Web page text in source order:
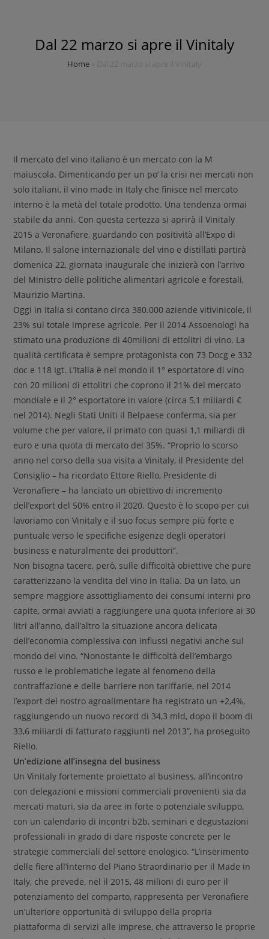
Dal 22 marzo si apre il Vinitaly
Home Dal 22 marzo si apre il Vinitaly
Il mercato del vino italiano è un mercato con la M
maiuscola. Dimenticando per un po’ la crisi nei mercati non
solo italiani, il vino made in Italy che finisce nel mercato
interno è la metà del totale prodotto. Una tendenza ormai
stabile da anni. Con questa certezza si aprirà il Vinitaly
2015 a Veronafiere, guardando con positività all’Expo di
Milano. Il salone internazionale del vino e distillati partirà
domenica 22, giornata inaugurale che inizierà con l’arrivo
del Ministro delle politiche alimentari agricole e forestali,
Maurizio Martina.
Oggi in Italia si contano circa 380.000 aziende vitivinicole, il
23% sul totale imprese agricole. Per il 2014 Assoenologi ha
stimato una produzione di 40milioni di ettolitri di vino. La
qualità certificata è sempre protagonista con 73 Docg e 332
doc e 118 Igt. L’Italia è nel mondo il 1° esportatore di vino
con 20 milioni di ettolitri che coprono il 21% del mercato
mondiale e il 2° esportatore in valore (circa 5,1 miliardi €
nel 2014). Negli Stati Uniti il Belpaese conferma, sia per
volume che per valore, il primato con quasi 1,1 miliardi di
euro e una quota di mercato del 35%. “Proprio lo scorso
anno nel corso della sua visita a Vinitaly, il Presidente del
Consiglio – ha ricordato Ettore Riello, Presidente di
Veronafiere – ha lanciato un obiettivo di incremento
dell’export del 50% entro il 2020. Questo è lo scopo per cui
lavoriamo con Vinitaly e il suo focus sempre più forte e
puntuale verso le specifiche esigenze degli operatori
business e naturalmente dei produttori”.
Non bisogna tacere, però, sulle difficoltà obiettive che pure
caratterizzano la vendita del vino in Italia. Da un lato, un
sempre maggiore assottigliamento dei consumi interni pro
capite, ormai avviati a raggiungere una quota inferiore ai 30
litri all’anno, dall’altro la situazione ancora delicata
dell’economia complessiva con influssi negativi anche sul
mondo del vino. “Nonostante le difficoltà dell’embargo
russo e le problematiche legate al fenomeno della
contraffazione e delle barriere non tariffarie, nel 2014
l’export del nostro agroalimentare ha registrato un +2,4%,
raggiungendo un nuovo record di 34,3 mld, dopo il boom di
33,6 miliardi di fatturato raggiunti nel 2013”, ha proseguito
Riello.
Un’edizione all’insegna del business
Un Vinitaly fortemente proiettato al business, all’incontro
con delegazioni e missioni commerciali provenienti sia da
mercati maturi, sia da aree in forte o potenziale sviluppo,
con un calendario di incontri b2b, seminari e degustazioni
professionali in grado di dare risposte concrete per le
strategie commerciali del settore enologico. “L’inserimento
delle fiere all’interno del Piano Straordinario per il Made in
Italy, che prevede, nel il 2015, 48 milioni di euro per il
potenziamento del comparto, rappresenta per Veronafiere
un’ulteriore opportunità di sviluppo della propria
piattaforma di servizi alle imprese, che attraverso le proprie